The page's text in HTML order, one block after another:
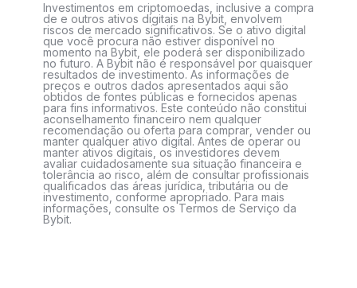
Investimentos em criptomoedas, inclusive a compra
de e outros ativos digitais na Bybit, envolvem
riscos de mercado significativos. Se o ativo digital
que você procura não estiver disponível no
momento na Bybit, ele poderá ser disponibilizado
no futuro. A Bybit não é responsável por quaisquer
resultados de investimento. As informações de
preços e outros dados apresentados aqui são
obtidos de fontes públicas e fornecidos apenas
para fins informativos. Este conteúdo não constitui
aconselhamento financeiro nem qualquer
recomendação ou oferta para comprar, vender ou
manter qualquer ativo digital. Antes de operar ou
manter ativos digitais, os investidores devem
avaliar cuidadosamente sua situação financeira e
tolerância ao risco, além de consultar profissionais
qualificados das áreas jurídica, tributária ou de
investimento, conforme apropriado. Para mais
informações, consulte os Termos de Serviço da
Bybit.